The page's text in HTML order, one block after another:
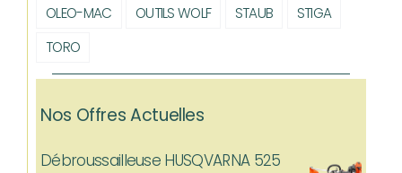
OLEO-MAC
OUTILS WOLF STAUB
STIGA
TORO
Nos Offres Actuelles
Débroussailleuse HUSQVARNA 525